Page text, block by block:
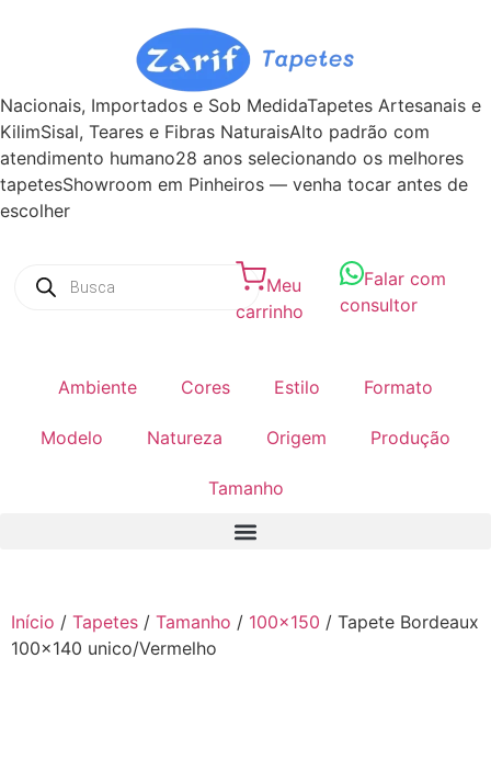
Nacionais, Importados e Sob MedidaTapetes Artesanais e
KilimSisal, Teares e Fibras NaturaisAlto padrão com
atendimento humano28 anos selecionando os melhores
tapetesShowroom em Pinheiros — venha tocar antes de
escolher
Meu
carrinho
Falar com
consultor
Ambiente Cores Estilo Formato
Modelo Natureza Origem Produção
Tamanho
Início / Tapetes / Tamanho / 100x150 / Tapete Bordeaux
100×140 unico/Vermelho